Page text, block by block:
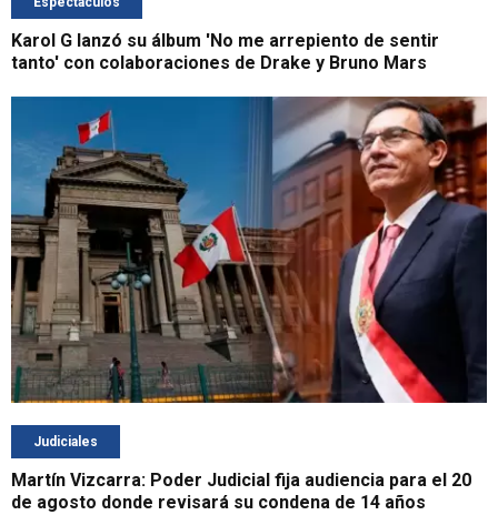
Karol G lanzó su álbum 'No me arrepiento de sentir
tanto' con colaboraciones de Drake y Bruno Mars
Judiciales
Martín Vizcarra: Poder Judicial fija audiencia para el 20
de agosto donde revisará su condena de 14 años